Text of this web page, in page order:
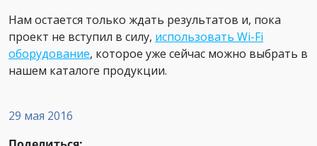
29 мая 2016
Нам остается только ждать результатов и, пока
проект не вступил в силу, использовать Wi-Fi
оборудование, которое уже сейчас можно выбрать в
нашем каталоге продукции.